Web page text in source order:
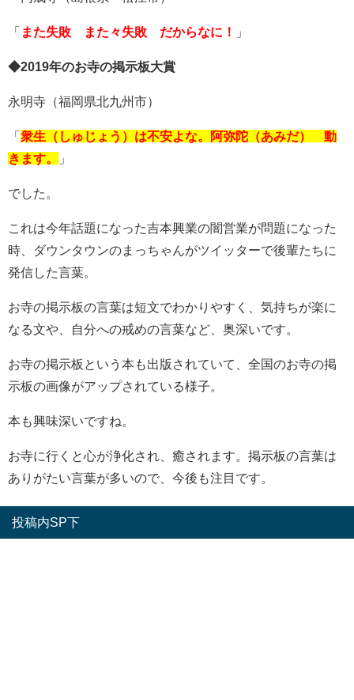
「 また失敗 また々失敗 だからなに！ 」
◆2019年のお寺の掲示板大賞
永明寺（福岡県北九州市）
「衆生（しゅじょう）は不安よな。阿弥陀（あみだ） 動
きます。
」
でした。
これは今年話題になった吉本興業の闇営業が問題になった
時、ダウンタウンのまっちゃんがツイッターで後輩たちに
発信した言葉。
お寺の掲示板の言葉は短文でわかりやすく、気持ちが楽に
なる文や、自分への戒めの言葉など、奥深いです。
お寺の掲示板という本も出版されていて、全国のお寺の掲
示板の画像がアップされている様子。
本も興味深いですね。
お寺に行くと心が浄化され、癒されます。掲示板の言葉は
ありがたい言葉が多いので、今後も注目です。
投稿内SP下